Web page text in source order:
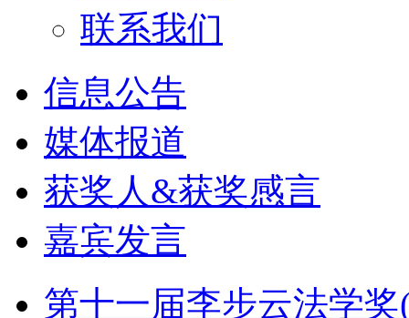
联系我们
信息公告
媒体报道
获奖人&获奖感言
嘉宾发言
第十一届李步云法学奖